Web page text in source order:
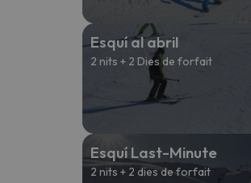
Esquí al abril
2 nits + 2 Dies de forfait
Esquí Last-Minute
2 nits + 2 dies de forfait